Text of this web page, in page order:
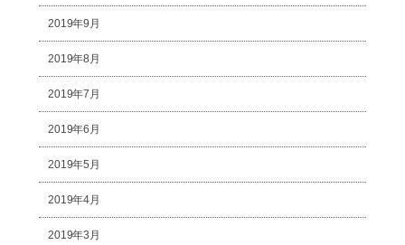
2019年9月
2019年8月
2019年7月
2019年6月
2019年5月
2019年4月
2019年3月